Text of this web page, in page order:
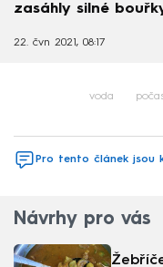
zasáhly silné
22. čvn 2021, 08:17
voda
Pro tento článek jsou
Návrhy pro vás